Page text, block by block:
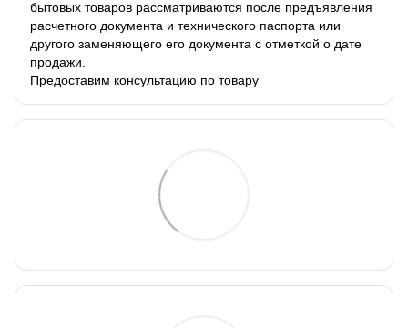
бытовых товаров рассматриваются после предъявления
расчетного документа и технического паспорта или
другого заменяющего его документа с отметкой о дате
продажи.
Предоставим консультацию по товару